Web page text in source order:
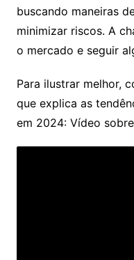
buscando maneiras
minimizar riscos. A
o mercado e seguir
Para ilustrar melhor,
que explica as
em 2024: Vídeo